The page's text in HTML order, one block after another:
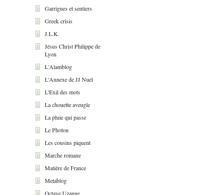
Garrigues et sentiers
Greek crisis
J.L.K.
Jésus Christ Philippe de
Lyon
L'Alamblog
L'Annexe de JJ Nuel
L'Exil des mots
La chouette aveugle
La pluie qui passe
Le Photon
Les cousins piquent
Marche romane
Matière de France
Metablog
Octave Uzanne